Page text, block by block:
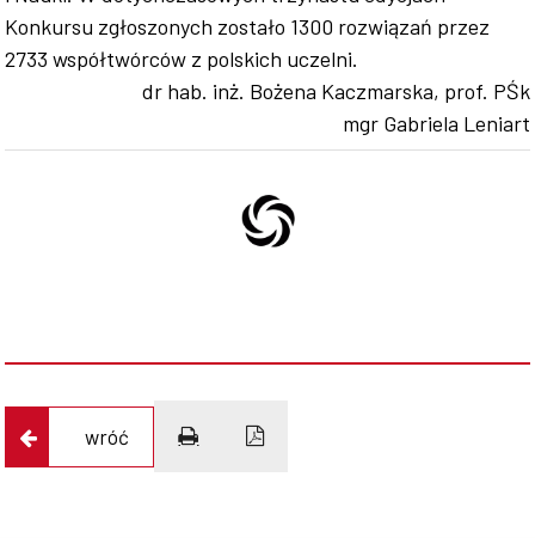
Konkursu zgłoszonych zostało 1300 rozwiązań przez
2733 współtwórców z polskich uczelni.
dr hab. inż. Bożena Kaczmarska, prof. PŚk
mgr Gabriela Leniart
wróć